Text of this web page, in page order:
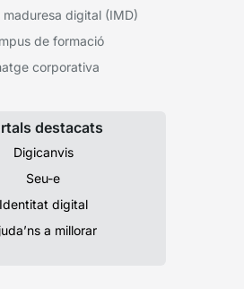
digital (IMD)
de formació
corporativa
destacats
Digicanvis
Seu-e
Identitat digital
a millorar